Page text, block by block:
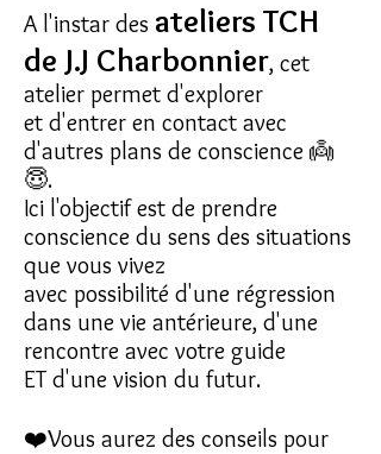
A l'instar des ateliers TCH
de J.J Charbonnier, cet
atelier permet d'explorer
et d'entrer en contact avec
d'autres plans de conscience 👼
😇.
Ici l'objectif est de prendre
conscience du sens des situations
que vous vivez
avec possibilité d'une régression
dans une vie antérieure, d'une
rencontre avec votre guide
ET d'une vision du futur.
❤️Vous aurez des conseils pour